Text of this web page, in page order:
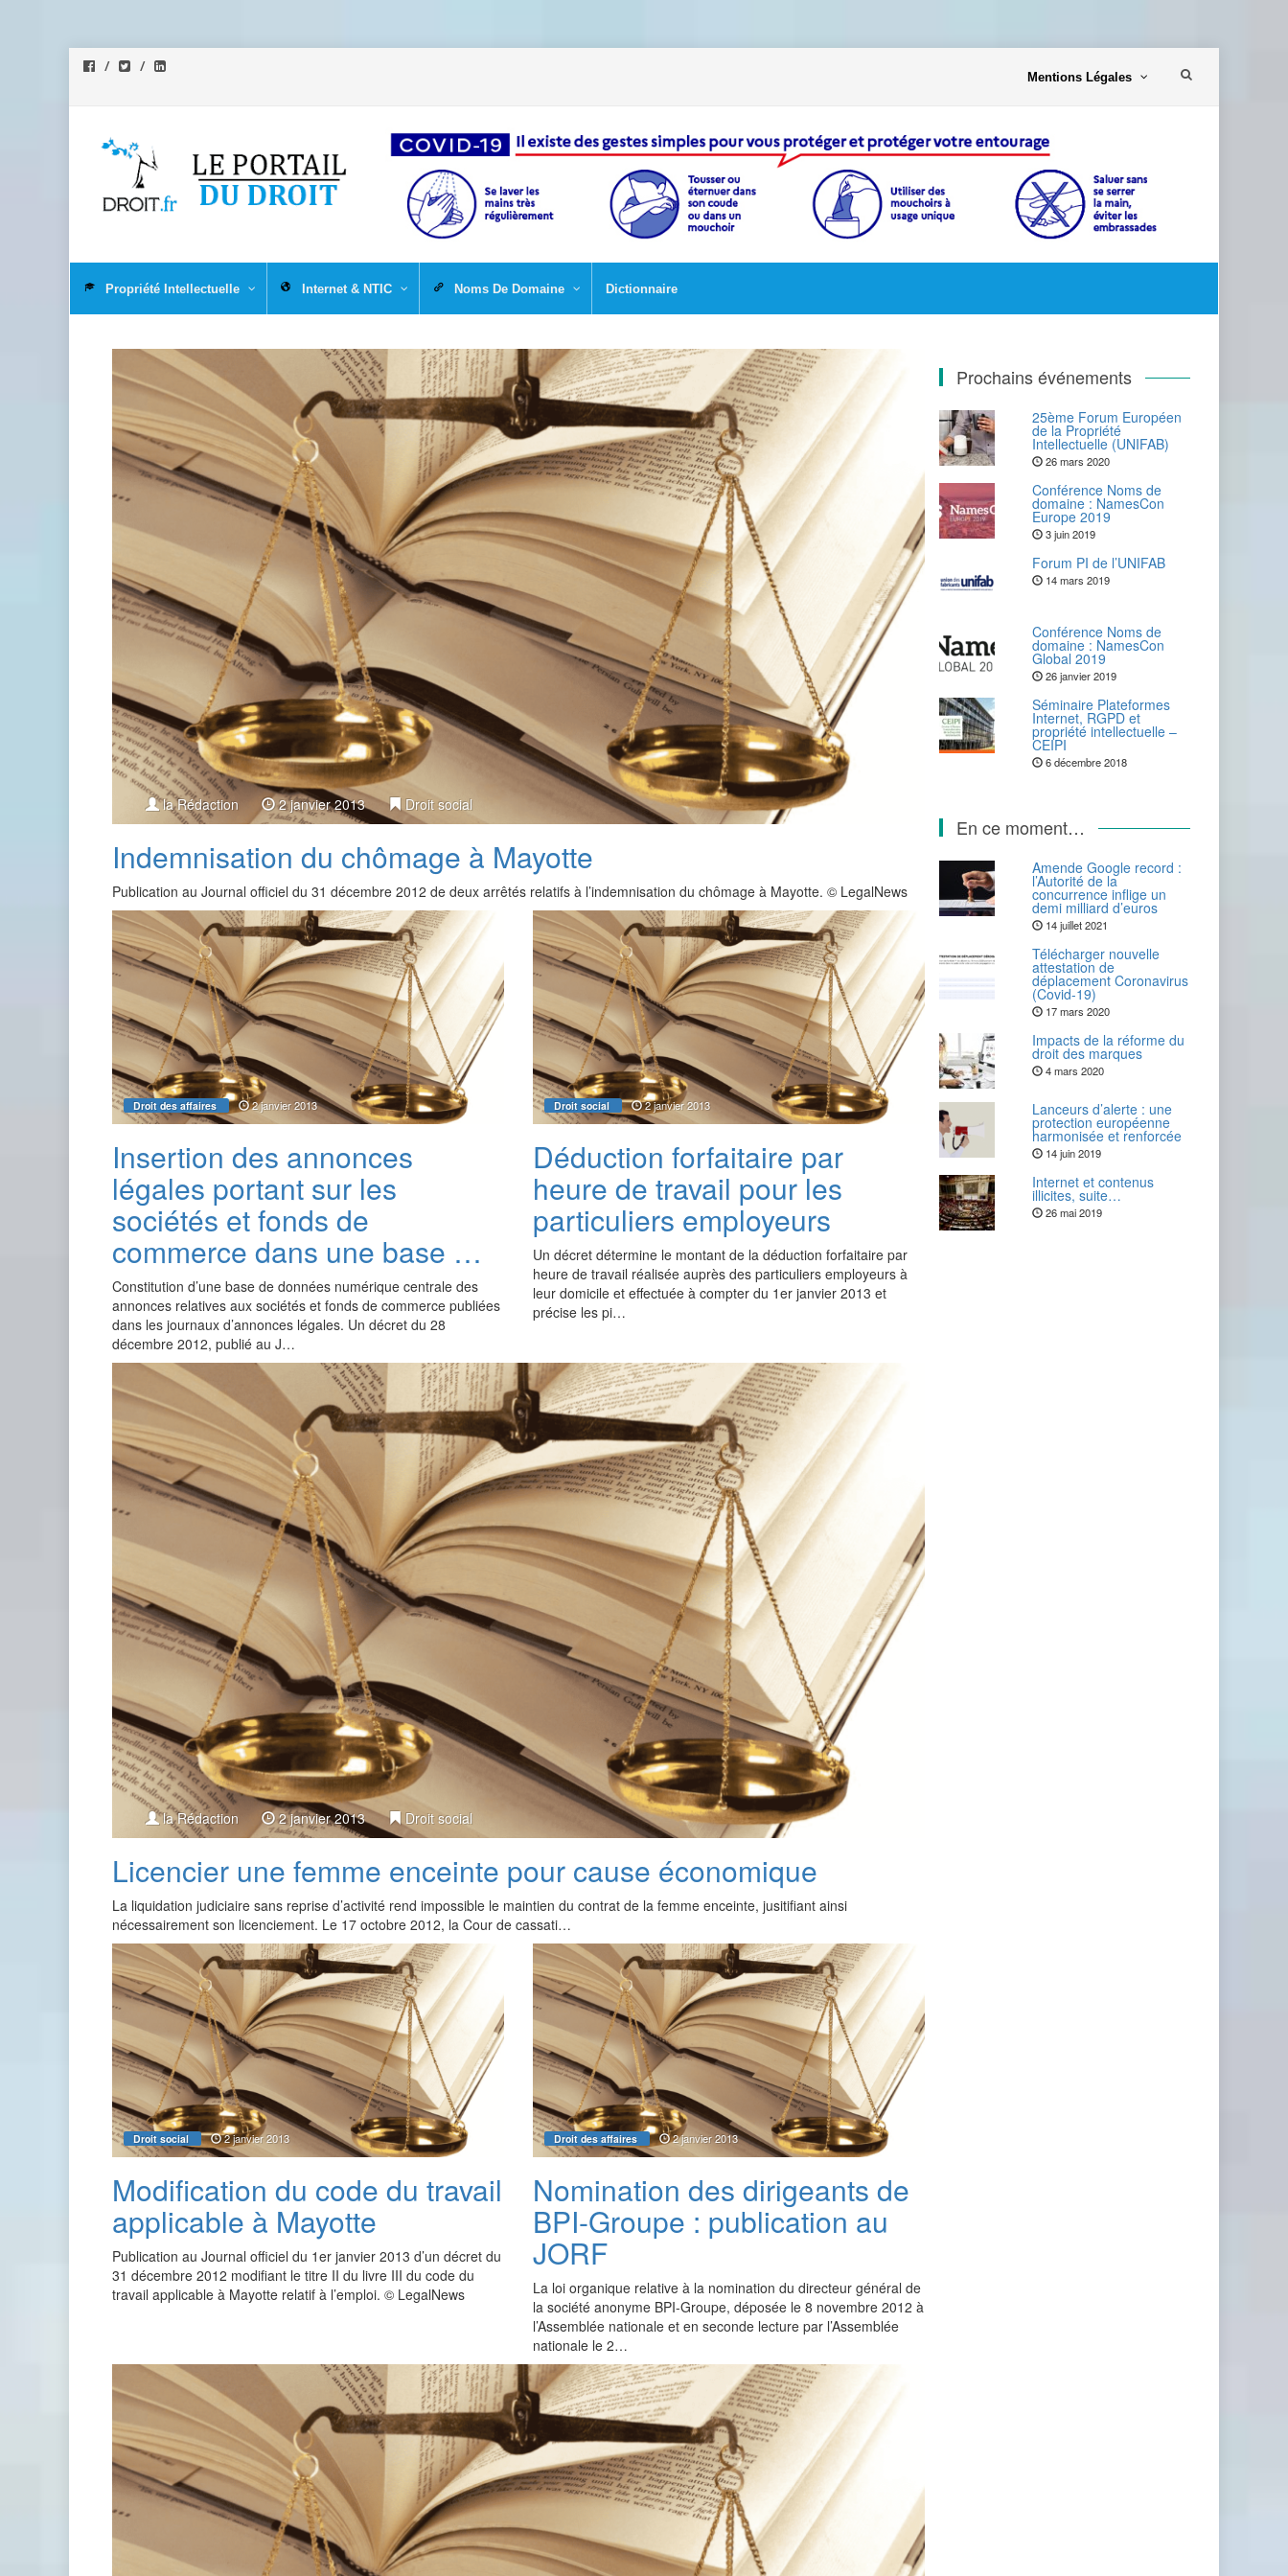
contenu
Mentions Légales
contenu
Propriété Intellectuelle Internet & NTIC Noms De Domaine Dictionnaire
la Rédaction 2 janvier 2013 Droit social
Indemnisation du chômage à Mayotte
Publication au Journal officiel du 31 décembre 2012 de deux arrêtés relatifs à l’indemnisation du chômage à Mayotte. © LegalNews
Droit des affaires 2 janvier 2013
Insertion des annonces
légales portant sur les
sociétés et fonds de
commerce dans une base …
Constitution d’une base de données numérique centrale des
annonces relatives aux sociétés et fonds de commerce publiées
dans les journaux d’annonces légales. Un décret du 28
décembre 2012, publié au J…
Droit social 2 janvier 2013
Déduction forfaitaire par
heure de travail pour les
particuliers employeurs
Un décret détermine le montant de la déduction forfaitaire par
heure de travail réalisée auprès des particuliers employeurs à
leur domicile et effectuée à compter du 1er janvier 2013 et
précise les pi…
la Rédaction 2 janvier 2013 Droit social
Licencier une femme enceinte pour cause économique
La liquidation judiciaire sans reprise d’activité rend impossible le maintien du contrat de la femme enceinte, jusitifiant ainsi
nécessairement son licenciement. Le 17 octobre 2012, la Cour de cassati…
Droit social 2 janvier 2013
Modification du code du travail
applicable à Mayotte
Publication au Journal officiel du 1er janvier 2013 d’un décret du
31 décembre 2012 modifiant le titre II du livre III du code du
travail applicable à Mayotte relatif à l’emploi. © LegalNews
Droit des affaires 2 janvier 2013
Nomination des dirigeants de
BPI-Groupe : publication au
JORF
La loi organique relative à la nomination du directeur général de
la société anonyme BPI-Groupe, déposée le 8 novembre 2012 à
l’Assemblée nationale et en seconde lecture par l’Assemblée
nationale le 2…
Prochains événements
25ème Forum Européen
de la Propriété
Intellectuelle (UNIFAB)
26 mars 2020
Conférence Noms de
domaine : NamesCon
Europe 2019
3 juin 2019
Forum PI de l’UNIFAB
14 mars 2019
Conférence Noms de
domaine : NamesCon
Global 2019
26 janvier 2019
Séminaire Plateformes
Internet, RGPD et
propriété intellectuelle –
CEIPI
6 décembre 2018
En ce moment…
Amende Google record :
l’Autorité de la
concurrence inflige un
demi milliard d’euros
14 juillet 2021
Télécharger nouvelle
attestation de
déplacement Coronavirus
(Covid-19)
17 mars 2020
Impacts de la réforme du
droit des marques
4 mars 2020
Lanceurs d’alerte : une
protection européenne
harmonisée et renforcée
14 juin 2019
Internet et contenus
illicites, suite…
26 mai 2019